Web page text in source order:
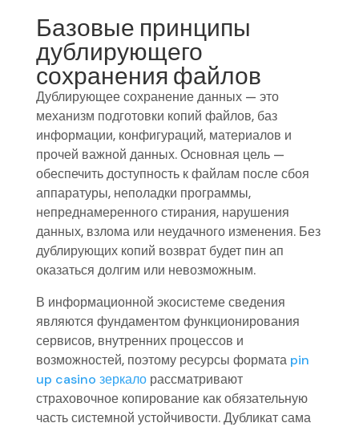
Базовые принципы
дублирующего
сохранения файлов
Дублирующее сохранение данных — это
механизм подготовки копий файлов, баз
информации, конфигураций, материалов и
прочей важной данных. Основная цель —
обеспечить доступность к файлам после сбоя
аппаратуры, неполадки программы,
непреднамеренного стирания, нарушения
данных, взлома или неудачного изменения. Без
дублирующих копий возврат будет пин ап
оказаться долгим или невозможным.
В информационной экосистеме сведения
являются фундаментом функционирования
сервисов, внутренних процессов и
возможностей, поэтому ресурсы формата pin
up casino зеркалорассматривают
страховочное копирование как обязательную
часть системной устойчивости. Дубликат сама